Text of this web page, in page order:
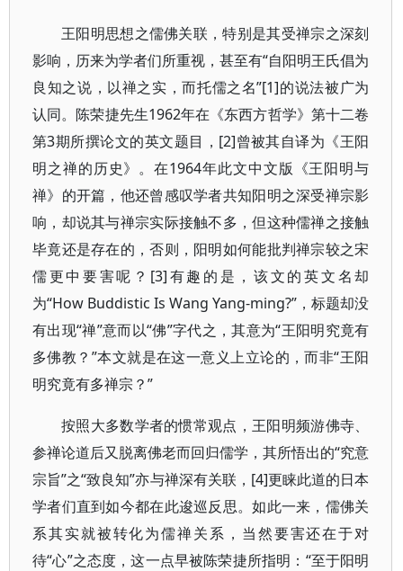
王阳明思想之儒佛关联，特别是其受禅宗之深刻
影响，历来为学者们所重视，甚至有“自阳明王氏倡为
良知之说，以禅之实，而托儒之名”[1]的说法被广为
认同。陈荣捷先生1962年在《东西方哲学》第十二卷
第3期所撰论文的英文题目，[2]曾被其自译为《王阳
明之禅的历史》。在1964年此文中文版《王阳明与
禅》的开篇，他还曾感叹学者共知阳明之深受禅宗影
响，却说其与禅宗实际接触不多，但这种儒禅之接触
毕竟还是存在的，否则，阳明如何能批判禅宗较之宋
儒更中要害呢？[3]有趣的是，该文的英文名却
为“How Buddistic Is Wang Yang-ming?”，标题却没
有出现“禅”意而以“佛”字代之，其意为“王阳明究竟有
多佛教？”本文就是在这一意义上立论的，而非“王阳
明究竟有多禅宗？”
按照大多数学者的惯常观点，王阳明频游佛寺、
参禅论道后又脱离佛老而回归儒学，其所悟出的“究意
宗旨”之“致良知”亦与禅深有关联，[4]更睐此道的日本
学者们直到如今都在此逡巡反思。如此一来，儒佛关
系其实就被转化为儒禅关系，当然要害还在于对
待“心”之态度，这一点早被陈荣捷所指明：“至于阳明